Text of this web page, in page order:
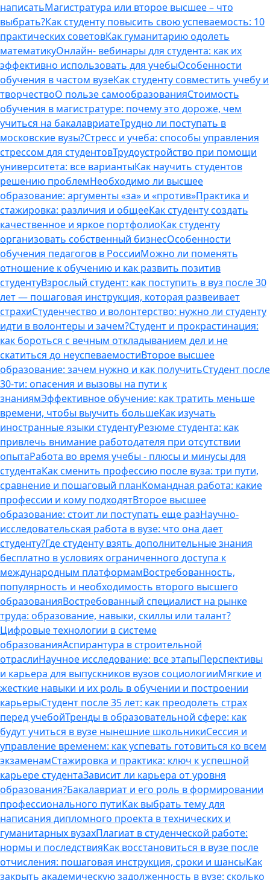
написатьМагистратура или второе высшее – что
выбрать?Как студенту повысить свою успеваемость: 10
практических советовКак гуманитарию одолеть
математикуОнлайн- вебинары для студента: как их
эффективно использовать для учебыОсобенности
обучения в частом вузеКак студенту совместить учебу и
творчествоО пользе самообразованияСтоимость
обучения в магистратуре: почему это дороже, чем
учиться на бакалавриатеТрудно ли поступать в
московские вузы?Стресс и учеба: способы управления
стрессом для студентовТрудоустройство при помощи
университета: все вариантыКак научить студентов
решению проблемНеобходимо ли высшее
образование: аргументы «за» и «против»Практика и
стажировка: различия и общееКак студенту создать
качественное и яркое портфолиоКак студенту
организовать собственный бизнесОсобенности
обучения педагогов в РоссииМожно ли поменять
отношение к обучению и как развить позитив
студентуВзрослый студент: как поступить в вуз после 30
лет — пошаговая инструкция, которая развеивает
страхиСтуденчество и волонтерство: нужно ли cтуденту
идти в волонтеры и зачем?Студент и прокрастинация:
как бороться с вечным откладыванием дел и не
скатиться до неуспеваемостиВторое высшее
образование: зачем нужно и как получитьСтудент после
30-ти: опасения и вызовы на пути к
знаниямЭффективное обучение: как тратить меньше
времени, чтобы выучить большеКак изучать
иностранные языки студентуРезюме студента: как
привлечь внимание работодателя при отсутствии
опытаРабота во время учебы - плюсы и минусы для
студентаКак сменить профессию после вуза: три пути,
сравнение и пошаговый планКомандная работа: какие
профессии и кому подходятВторое высшее
образование: стоит ли поступать еще разНаучно-
исследовательская работа в вузе: что она дает
студенту?Где студенту взять дополнительные знания
бесплатно в условиях ограниченного доступа к
международным платформамВостребованность,
популярность и необходимость второго высшего
образованияВостребованный специалист на рынке
труда: образование, навыки, скиллы или талант?
Цифровые технологии в системе
образованияАспирантура в строительной
отраслиНаучное исследование: все этапыПерспективы
и карьера для выпускников вузов социологииМягкие и
жесткие навыки и их роль в обучении и построении
карьерыСтудент после 35 лет: как преодолеть страх
перед учебойТренды в образовательной сфере: как
будут учиться в вузе нынешние школьникиСессия и
управление временем: как успевать готовиться ко всем
экзаменамСтажировка и практика: ключ к успешной
карьере студентаЗависит ли карьера от уровня
образования?Бакалавриат и его роль в формировании
профессионального путиКак выбрать тему для
написания дипломного проекта в технических и
гуманитарных вузахПлагиат в студенческой работе:
нормы и последствияКак восстановиться в вузе после
отчисления: пошаговая инструкция, сроки и шансыКак
закрыть академическую задолженность в вузе: сколько